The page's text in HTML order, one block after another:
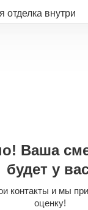
отделка внутри
Ваша
будет у
контакты и мы
оценку!